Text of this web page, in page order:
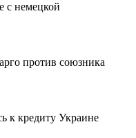
с немецкой
против союзника
к кредиту Украине